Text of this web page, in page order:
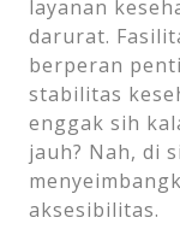
layanan
darurat.
berperan
stabilitas
enggak sih
jauh? Nah, di
aksesibilitas.